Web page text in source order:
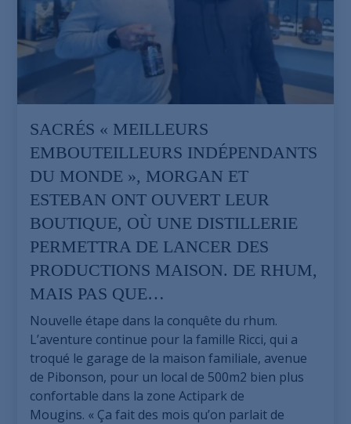
SACRÉS « MEILLEURS
EMBOUTEILLEURS INDÉPENDANTS
DU MONDE », MORGAN ET
ESTEBAN ONT OUVERT LEUR
BOUTIQUE, OÙ UNE DISTILLERIE
PERMETTRA DE LANCER DES
PRODUCTIONS MAISON. DE RHUM,
MAIS PAS QUE…
Nouvelle étape dans la conquête du rhum.
L’aventure continue pour la famille Ricci, qui a
troqué le garage de la maison familiale, avenue
de Pibonson, pour un local de 500m2 bien plus
confortable dans la zone Actipark de
Mougins. « Ça fait des mois qu’on parlait de